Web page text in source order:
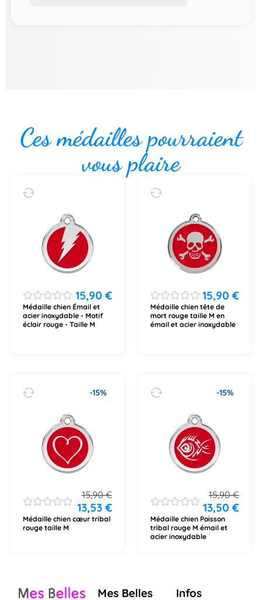
Ces médailles pourraient
vous plaire
15,90 €
Médaille chien Émail et
acier inoxydable - Motif
éclair rouge - Taille M
15,90€
Médaille chien tête de
mort rouge taille M en
émail et acier inoxydable
-15%
15,90€
13,53 €
Médaille chien cœur tribal
rouge taille M
-15%
15,90€
13,50€
Médaille chien Poisson
tribal rouge M émail et
acier inoxydable
Mes Belles
Infos